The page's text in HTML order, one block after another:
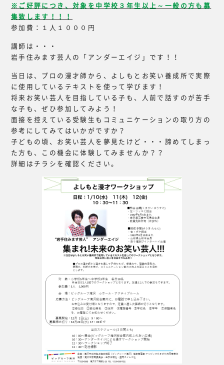
※ご好評につき、対象を中学校３年生以上～一般の方も募
集致します！！！
参加費：１人１０００円
講師は・・・
岩手住みます芸人の「アンダーエイジ」です！！
当日は、プロの漫才師から、よしもとお笑い養成所で実際
に使用しているテキストを使って学びます！
将来お笑い芸人を目指している子も、人前で話すのが苦手
な子も、ぜひ参加してみよう！
面接を控えている受験生もコミュニケーションの取り方の
参考にしてみてはいかがですか？
子どもの頃、お笑い芸人を夢見たけど・・・諦めてしまっ
た方も、この機会に体験してみませんか？？
詳細はチラシを確認ください。